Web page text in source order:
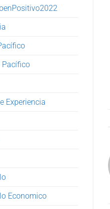
Pacífico
Experiencia
Economico